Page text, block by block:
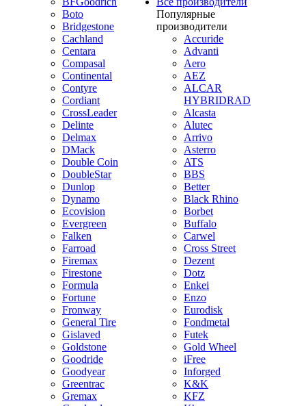
Boto
Bridgestone
Cachland
Centara
Compasal
Continental
Contyre
Cordiant
CrossLeader
Delinte
Delmax
DMack
Double Coin
DoubleStar
Dunlop
Dynamo
Ecovision
Evergreen
Falken
Farroad
Firemax
Firestone
Formula
Fortune
Fronway
General Tire
Gislaved
Goldstone
Goodride
Goodyear
Greentrac
Gremax
Популярные
производители
Accuride
Advanti
Aero
AEZ
ALCAR
HYBRIDRAD
Alcasta
Alutec
Arrivo
Asterro
ATS
BBS
Better
Black Rhino
Borbet
Buffalo
Carwel
Cross Street
Dezent
Dotz
Enkei
Enzo
Eurodisk
Fondmetal
Futek
Gold Wheel
iFree
Inforged
K&K
KFZ